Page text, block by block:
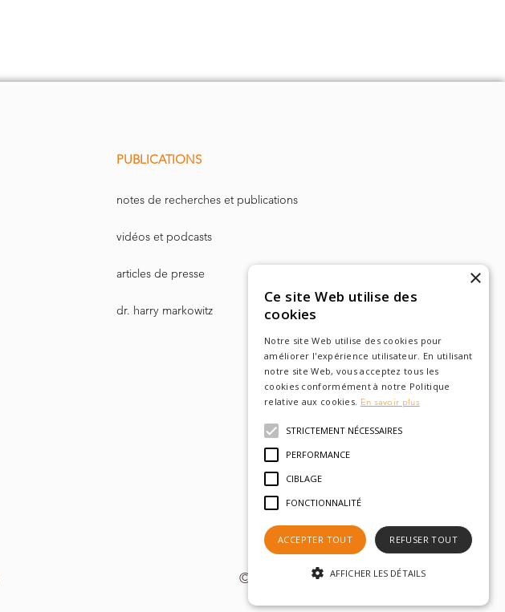
PUBLICATIONS
notes de recherches et publications
vidéos et podcasts
articles de presse
dr. harry markowitz
© tobam 2022
×
Ce site Web utilise des
cookies
Notre site Web utilise des cookies pour
améliorer l'expérience utilisateur. En utilisant
notre site Web, vous acceptez tous les
cookies conformément à notre Politique
relative aux cookies. En savoir plus
STRICTEMENT NÉCESSAIRES
PERFORMANCE
CIBLAGE
FONCTIONNALITÉ
ACCEPTER TOUT REFUSER TOUT
AFFICHER LES DÉTAILS